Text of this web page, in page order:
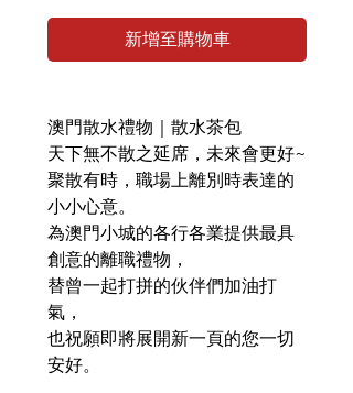
新增至購物車
澳門散水禮物｜散水茶包
天下無不散之延席，未來會更好~
聚散有時，職場上離別時表達的
小小心意。
為澳門小城的各行各業提供最具
創意的離職禮物，
替曾一起打拼的伙伴們加油打
氣，
也祝願即將展開新一頁的您一切
安好。